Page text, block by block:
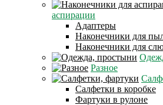
аспирации
Адаптеры
Наконечники для
Наконечники для
Разное
Салфетки в коробке
Фартуки в рулоне